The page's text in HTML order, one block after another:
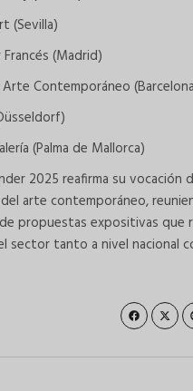
(Sevilla)
(Madrid)
Contemporáneo
(Palma de Mallorca)
2025 reafirma su vocación
arte contemporáneo,
propuestas expositivas que
sector tanto a nivel nacional